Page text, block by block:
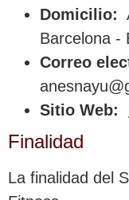
Domicilio:
Barcelona -
Correo
Sitio Web:
Finalidad
La finalidad del